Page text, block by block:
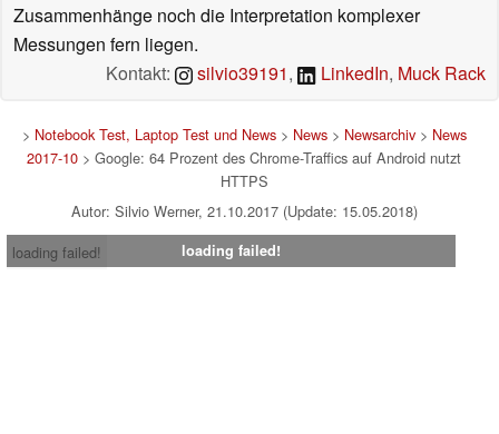
Zusammenhänge noch die Interpretation komplexer
Messungen fern liegen.
Kontakt:
silvio39191, LinkedIn, Muck Rack
> Notebook Test, Laptop Test und News> News> Newsarchiv> News
2017-10 > Google: 64 Prozent des Chrome-Traffics auf Android nutzt
HTTPS
Autor: Silvio Werner, 21.10.2017 (Update: 15.05.2018)
loading failed!
loading failed!